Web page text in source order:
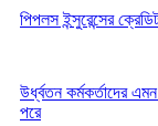
পিপলস ইন্সুরেন্সের
উর্ধ্বতন কর্মকর্তাদের
পরে